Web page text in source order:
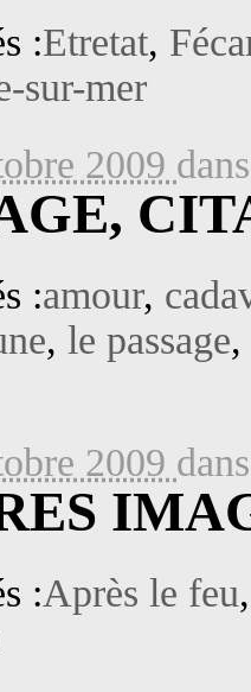
:Etretat,
sur-mer
2009
:amour,
, le passage,
2009
:Après le feu